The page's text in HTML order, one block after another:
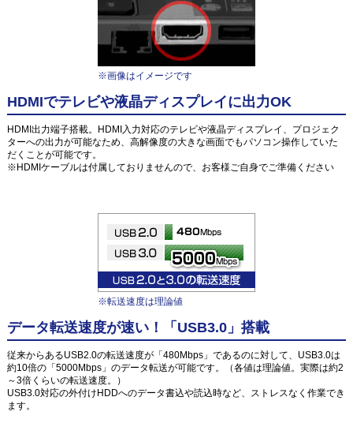
※画像はイメージです
HDMIでテレビや液晶ディスプレイに出力OK
HDMI出力端子搭載。HDMI入力対応のテレビや液晶ディスプレイ、プロジェク
ターへの出力が可能なため、高解像度の大きな画面でもパソコン操作していた
だくことが可能です。
※HDMIケーブルは付属しておりませんので、お客様ご自身でご準備ください
※転送速度は理論値
データ転送速度が速い！「USB3.0」搭載
従来からあるUSB2.0の転送速度が「480Mbps」であるのに対して、USB3.0は
約10倍の「5000Mbps」のデータ転送が可能です。（各値は理論値。実際は約2
～3倍くらいの転送速度。）
USB3.0対応の外付けHDDへのデータ書込や読込時など、ストレスなく作業でき
ます。